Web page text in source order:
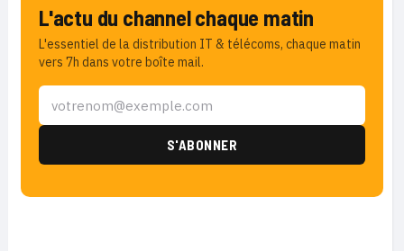
L'actu du channel chaque matin
L'essentiel de la distribution IT & télécoms, chaque matin
vers 7h dans votre boîte mail.